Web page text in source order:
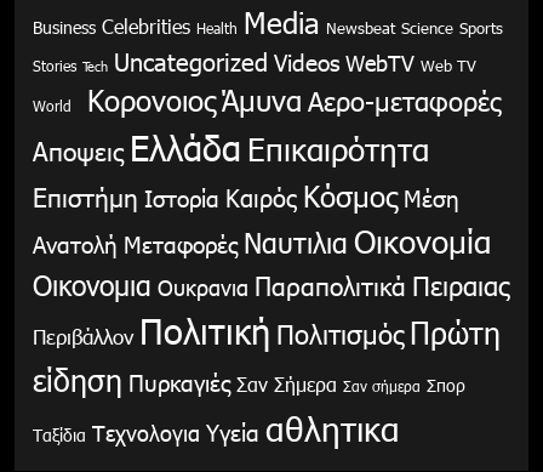
Business Celebrities Health Media Newsbeat Science Sports
Stories Tech Uncategorized Videos WebTV Web TV
World ΚορονοιοςΆμυνα Αερο-μεταφορές
Αποψεις Ελλάδα Επικαιρότητα
Επιστήμη Ιστορία Καιρός Κόσμος Μέση
Ανατολή Μεταφορές Ναυτιλια Οικονομία
Οικονομια Ουκρανια Παραπολιτικά Πειραιας
Περιβάλλον Πολιτική Πολιτισμός Πρώτη
είδηση Πυρκαγιές Σαν Σήμερα Σαν σήμερα Σπορ
Ταξίδια Τεχνολογια Υγεία αθλητικα